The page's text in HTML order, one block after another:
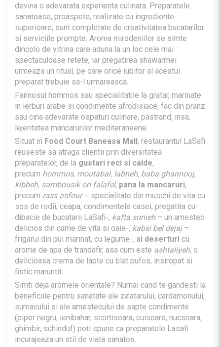
devina o adevarata experienta culinara. Preparatele
sanatoase, proaspete, realizate cu ingrediente
superioare, sunt completate de creativitatea bucatarilor
si serviciile prompte. Aroma mirodeniilor se simte
dincolo de vitrina care aduna la un loc cele mai
spectaculoase retete, iar pregatirea shawarmei
urmeaza un ritual, pe care orice iubitor al acestui
preparat trebuie sa-l urmareasca.
Faimosul hommos sau specialitatile la gratar, marinate
in ierburi arabe si condimente afrodisiace, fac din pranz
sau cina adevarate ospaturi culinare, pastrand, insa,
lejeritatea mancarurilor mediteraneene.
Situat in Food Court Baneasa Mall, restaurantul LaSafi
reuseste sa atraga clientii prin diversitatea
preparatelor, de la gustari reci si calde,
precum hommos, moutabal, labneh, baba ghannouj,
kibbeh, sambousik ori falafel, pana la mancaruri,
precum rass asfour– specialitate din muschi de vita cu
sos de rodii, ceapa, condimentele casei, pregatita cu
dibacie de bucatarii LaSafi-, kafta sonieh– un amestec
delicios din carne de vita si oaie-, kabsi bel dejaj–
frigarui din pui marinat, cu legume-, si deserturi cu
arome de apa de trandafir, asa cum este ashtaliyeh, o
delicioasa crema de lapte cu blat pufos, insiropat si
fistic maruntit.
Simti deja aromele orientale? Numai cand te gandesti la
beneficiile pentru sanatate ale za’atarului, cardamonului,
sumacului si ale amestecului de sapte condimente
(piper negru, ienibahar, scortisoara, cuisoare, nucsoara,
ghimbir, schinduf) poti spune ca preparatele Lasafi
incurajeaza un stil de viata sanatos.